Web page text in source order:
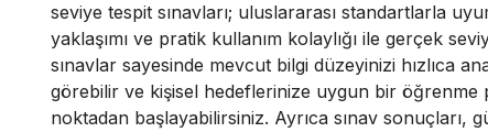
seviye tespit sınavları; uluslararası standartlarla
yaklaşımı ve pratik kullanım kolaylığı ile gerçek
sınavlar sayesinde mevcut bilgi düzeyinizi hızlıca
görebilir ve kişisel hedeflerinize uygun bir
noktadan başlayabilirsiniz. Ayrıca sınav sonuçları,